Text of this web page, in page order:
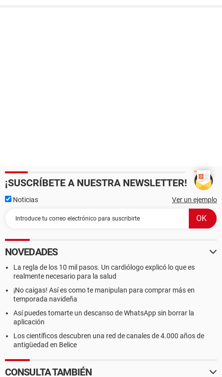
¡SUSCRÍBETE A NUESTRA NEWSLETTER!
Noticias Ver un ejemplo
NOVEDADES
La regla de los 10 mil pasos. Un cardiólogo explicó lo que es
realmente necesario para la salud
¡No caigas! Así es como te manipulan para comprar más en
temporada navideña
Así puedes tomarte un descanso de WhatsApp sin borrar la
aplicación
Los científicos descubren una red de canales de 4.000 años de
antigüedad en Belice
CONSULTA TAMBIÉN